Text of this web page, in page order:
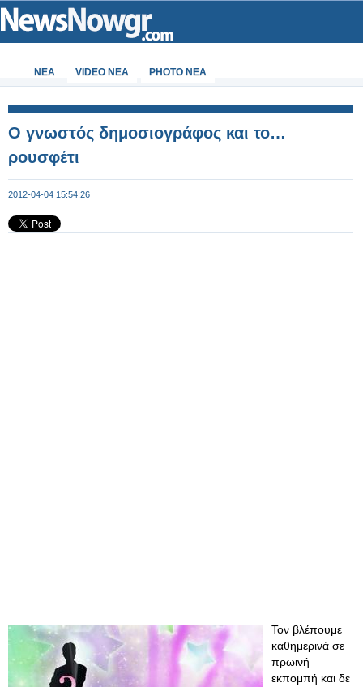
ΝΕΑ VIDEO NEA PHOTO NEA
Ο γνωστός δημοσιογράφος και το…
ρουσφέτι
2012-04-04 15:54:26
Τον βλέπουμε
καθημερινά σε
πρωινή
εκπομπή και δε